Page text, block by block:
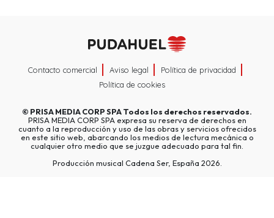
Contacto comercial Aviso legal
Política de privacidad
Política de cookies
© PRISA MEDIA CORP SPATodos los derechos reservados.
PRISA MEDIA CORP SPA expresa su reserva de derechos en
cuanto a la reproducción y uso de las obras y servicios ofrecidos
en este sitio web, abarcando los medios de lectura mecánica o
cualquier otro medio que se juzgue adecuado para tal fin.
Producción musical Cadena Ser, España 2026.